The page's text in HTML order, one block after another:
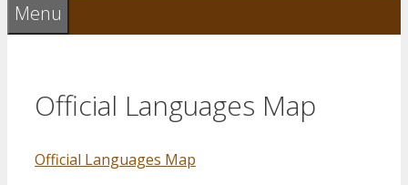
Menu
Official Languages Map
Official Languages Map